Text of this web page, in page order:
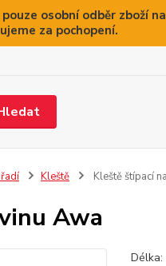
osobní odběr zboží
za pochopení.
Kleště Kleště štípací
Awa
Délka: